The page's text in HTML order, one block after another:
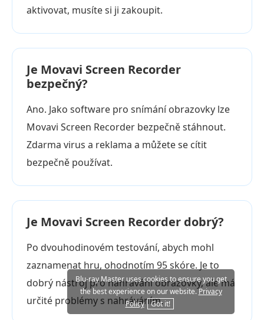
aktivovat, musíte si ji zakoupit.
Je Movavi Screen Recorder
bezpečný?
Ano. Jako software pro snímání obrazovky lze
Movavi Screen Recorder bezpečně stáhnout.
Zdarma virus a reklama a můžete se cítit
bezpečně používat.
Je Movavi Screen Recorder dobrý?
Po dvouhodinovém testování, abych mohl
zaznamenat hru, ohodnotím 95 skóre. Je to
dobrý nástroj pro nahrávání obrazovky, ale má
určité problémy s nahráváním.
Blu-ray Master uses cookies to ensure you get
the best experience on our website.Privacy
Policy
Got it!